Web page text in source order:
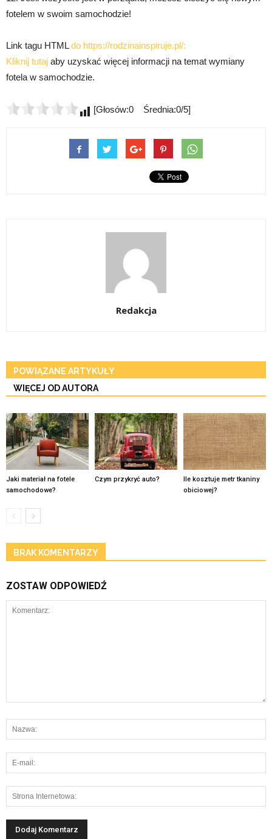
fotelem w swoim samochodzie!
Link tagu HTMLdo https://rodzinainspiruje.pl/:
Kliknij tutaj aby uzyskać więcej informacji na temat wymiany
fotela w samochodzie.
[Głosów:0 Średnia:0/5]
Redakcja
POWIĄZANE ARTYKUŁY
WIĘCEJ OD AUTORA
Jaki materiał na fotele
samochodowe?
Czym przykryć auto?
Ile kosztuje metr tkaniny
obiciowej?
BRAK KOMENTARZY
ZOSTAW ODPOWIEDŹ